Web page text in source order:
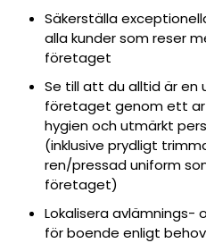
Säkerställa
alla kunder som reser
företaget
Se till att du alltid är
företaget genom ett
hygien och utmärkt
(inklusive prydligt
ren/pressad uniform
företaget)
Lokalisera avlämnings-
för boende enligt